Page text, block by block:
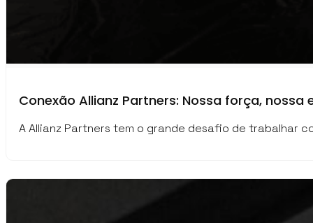
Conexão Allianz Partners: Nossa força, nossa
A Allianz Partners tem o grande desafio de trabalhar